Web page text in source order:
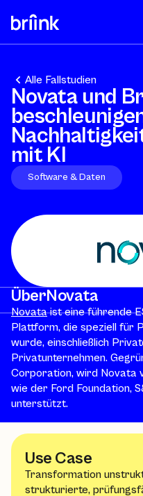
Alle Fallstudien
Novata und
mit KI
Software & Daten
ÜberNovata
Novataist eine führende
Plattform, die speziell für
wurde, einschließlich
Privatunternehmen.
Corporation, wird Novata
wie der Ford Foundation,
unterstützt.
Use Case
Transformation
strukturierte,